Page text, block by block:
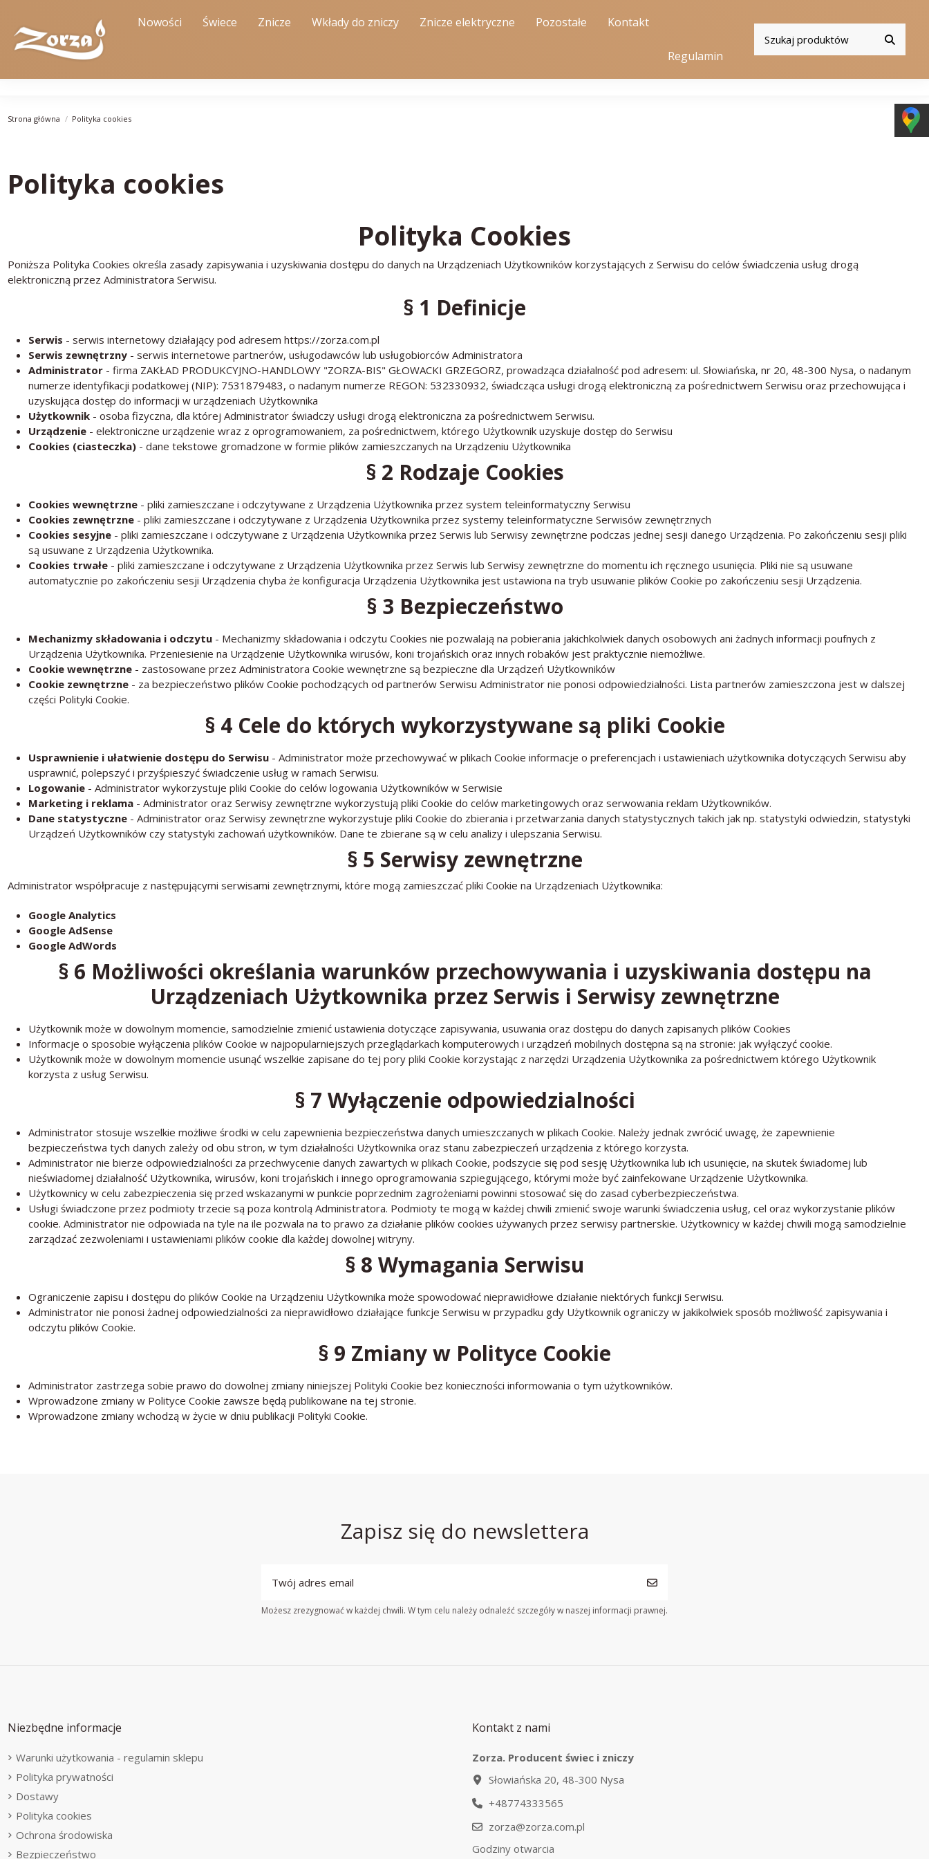
Nowości Świece Znicze Wkłady do zniczy Znicze elektryczne Pozostałe Kontakt
Regulamin
Strona główna Polityka cookies
Polityka cookies
Polityka Cookies
Poniższa Polityka Cookies określa zasady zapisywania i uzyskiwania dostępu do danych na Urządzeniach Użytkowników korzystających z Serwisu do celów świadczenia usług drogą
elektroniczną przez Administratora Serwisu.
§ 1 Definicje
Serwis - serwis internetowy działający pod adresemhttps://zorza.com.pl
Serwis zewnętrzny - serwis internetowe partnerów, usługodawców lub usługobiorców Administratora
Administrator - firma ZAKŁAD PRODUKCYJNO-HANDLOWY "ZORZA-BIS" GŁOWACKI GRZEGORZ, prowadząca działalność pod adresem:ul. Słowiańska, nr 20, 48-300 Nysa, o nadanym
numerze identyfikacji podatkowej (NIP): 7531879483, o nadanym numerze REGON: 532330932, świadcząca usługi drogą elektroniczną za pośrednictwem Serwisu oraz przechowująca i
uzyskująca dostęp do informacji w urządzeniach Użytkownika
Użytkownik - osoba fizyczna, dla której Administrator świadczy usługi drogą elektroniczna za pośrednictwem Serwisu.
Urządzenie - elektroniczne urządzenie wraz z oprogramowaniem, za pośrednictwem, którego Użytkownik uzyskuje dostęp do Serwisu
Cookies (ciasteczka) - dane tekstowe gromadzone w formie plików zamieszczanych na Urządzeniu Użytkownika
§ 2 Rodzaje Cookies
Cookies wewnętrzne - pliki zamieszczane i odczytywane z Urządzenia Użytkownika przez system teleinformatyczny Serwisu
Cookies zewnętrzne - pliki zamieszczane i odczytywane z Urządzenia Użytkownika przez systemy teleinformatyczne Serwisów zewnętrznych
Cookies sesyjne - pliki zamieszczane i odczytywane z Urządzenia Użytkownika przez Serwislub Serwisy zewnętrzne podczas jednej sesji danego Urządzenia. Po zakończeniu sesji pliki
są usuwane z Urządzenia Użytkownika.
Cookies trwałe - pliki zamieszczane i odczytywane z Urządzenia Użytkownika przez Serwislub Serwisy zewnętrzne do momentu ich ręcznego usunięcia. Pliki nie są usuwane
automatycznie po zakończeniu sesji Urządzenia chyba że konfiguracja Urządzenia Użytkownika jest ustawiona na tryb usuwanie plików Cookie po zakończeniu sesji Urządzenia.
§ 3 Bezpieczeństwo
Mechanizmy składowania i odczytu - Mechanizmy składowania i odczytu Cookies nie pozwalają na pobierania jakichkolwiek danych osobowych ani żadnych informacji poufnych z
Urządzenia Użytkownika. Przeniesienie na Urządzenie Użytkownika wirusów, koni trojańskich oraz innych robaków jest praktycznie niemożliwe.
Cookie wewnętrzne - zastosowane przez Administratora Cookie wewnętrzne są bezpieczne dla Urządzeń Użytkowników
Cookie zewnętrzne - za bezpieczeństwo plików Cookie pochodzących od partnerów Serwisu Administrator nie ponosi odpowiedzialności. Lista partnerów zamieszczona jest w dalszej
części Polityki Cookie.
§ 4 Cele do których wykorzystywane są pliki Cookie
Usprawnienie i ułatwienie dostępu do Serwisu - Administrator może przechowywać w plikach Cookie informacje o preferencjach i ustawieniach użytkownika dotyczących Serwisu aby
usprawnić, polepszyć i przyśpieszyć świadczenie usług w ramach Serwisu.
Logowanie - Administrator wykorzystuje pliki Cookie do celów logowania Użytkowników w Serwisie
Marketing i reklama - Administratororaz Serwisy zewnętrzne wykorzystują pliki Cookie do celów marketingowych oraz serwowania reklam Użytkowników.
Dane statystyczne - Administratororaz Serwisy zewnętrzne wykorzystuje pliki Cookie do zbierania i przetwarzania danych statystycznych takich jak np. statystyki odwiedzin, statystyki
Urządzeń Użytkowników czy statystyki zachowań użytkowników. Dane te zbierane są w celu analizy i ulepszania Serwisu.
§ 5 Serwisy zewnętrzne
Administrator współpracuje z następującymi serwisami zewnętrznymi, które mogą zamieszczać pliki Cookie na Urządzeniach Użytkownika:
Google Analytics
Google AdSense
Google AdWords
§ 6 Możliwości określania warunków przechowywania i uzyskiwania dostępu na
Urządzeniach Użytkownika przez Serwis i Serwisy zewnętrzne
Użytkownik może w dowolnym momencie, samodzielnie zmienić ustawienia dotyczące zapisywania, usuwania oraz dostępu do danych zapisanych plików Cookies
Informacje o sposobie wyłączenia plików Cookie w najpopularniejszych przeglądarkach komputerowych i urządzeń mobilnych dostępna są na stronie: jak wyłączyć cookie.
Użytkownik może w dowolnym momencie usunąć wszelkie zapisane do tej pory pliki Cookie korzystając z narzędzi Urządzenia Użytkownika za pośrednictwem którego Użytkownik
korzysta z usług Serwisu.
§ 7 Wyłączenie odpowiedzialności
Administrator stosuje wszelkie możliwe środki w celu zapewnienia bezpieczeństwa danych umieszczanych w plikach Cookie. Należy jednak zwrócić uwagę, że zapewnienie
bezpieczeństwa tych danych zależy od obu stron, w tym działalności Użytkownika oraz stanu zabezpieczeń urządzenia z którego korzysta.
Administrator nie bierze odpowiedzialności za przechwycenie danych zawartych w plikach Cookie, podszycie się pod sesję Użytkownika lub ich usunięcie, na skutek świadomej lub
nieświadomej działalność Użytkownika, wirusów, koni trojańskich i innego oprogramowania szpiegującego, którymi może być zainfekowane Urządzenie Użytkownika.
Użytkownicy w celu zabezpieczenia się przed wskazanymi w punkcie poprzednim zagrożeniami powinni stosować się do zasadcyberbezpieczeństwa.
Usługi świadczone przez podmioty trzecie są poza kontrolą Administratora. Podmioty te mogą w każdej chwili zmienić swoje warunki świadczenia usług, cel oraz wykorzystanie plików
cookie. Administrator nie odpowiada na tyle na ile pozwala na to prawo za działanie plików cookies używanych przez serwisy partnerskie. Użytkownicy w każdej chwili mogą samodzielnie
zarządzać zezwoleniami i ustawieniami plików cookie dla każdej dowolnej witryny.
§ 8 Wymagania Serwisu
Ograniczenie zapisu i dostępu do plików Cookie na Urządzeniu Użytkownika może spowodować nieprawidłowe działanie niektórych funkcji Serwisu.
Administrator nie ponosi żadnej odpowiedzialności za nieprawidłowo działające funkcje Serwisu w przypadku gdy Użytkownik ograniczy w jakikolwiek sposób możliwość zapisywania i
odczytu plików Cookie.
§ 9 Zmiany w Polityce Cookie
Administrator zastrzega sobie prawo do dowolnej zmiany niniejszej Polityki Cookie bez konieczności informowania o tym użytkowników.
Wprowadzone zmiany w Polityce Cookie zawsze będą publikowane na tej stronie.
Wprowadzone zmiany wchodzą w życie w dniu publikacji Polityki Cookie.
Zapisz się do newslettera
Możesz zrezygnować w każdej chwili. W tym celu należy odnaleźć szczegóły w naszej informacji prawnej.
Niezbędne informacje
Warunki użytkowania - regulamin sklepu
Polityka prywatności
Dostawy
Polityka cookies
Ochrona środowiska
Bezpieczeństwo
Kontakt z nami
Zorza. Producent świec i zniczy
Słowiańska 20, 48-300 Nysa
+48774333565
zorza@zorza.com.pl
Godziny otwarcia